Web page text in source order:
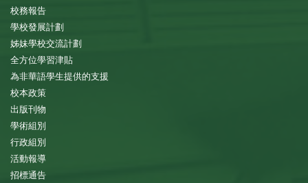
校務報告
學校發展計劃
姊妹學校交流計劃
全方位學習津貼
為非華語學生提供的支援
校本政策
出版刊物
學術組別
行政組別
活動報導
招標通告